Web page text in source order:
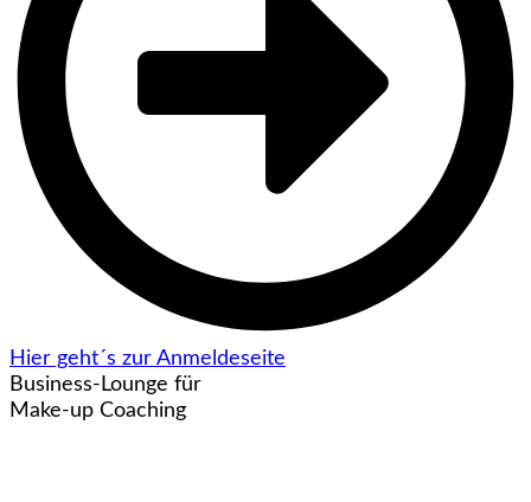
Hier geht´s zur Anmeldeseite
Business-Lounge für
Make-up Coaching